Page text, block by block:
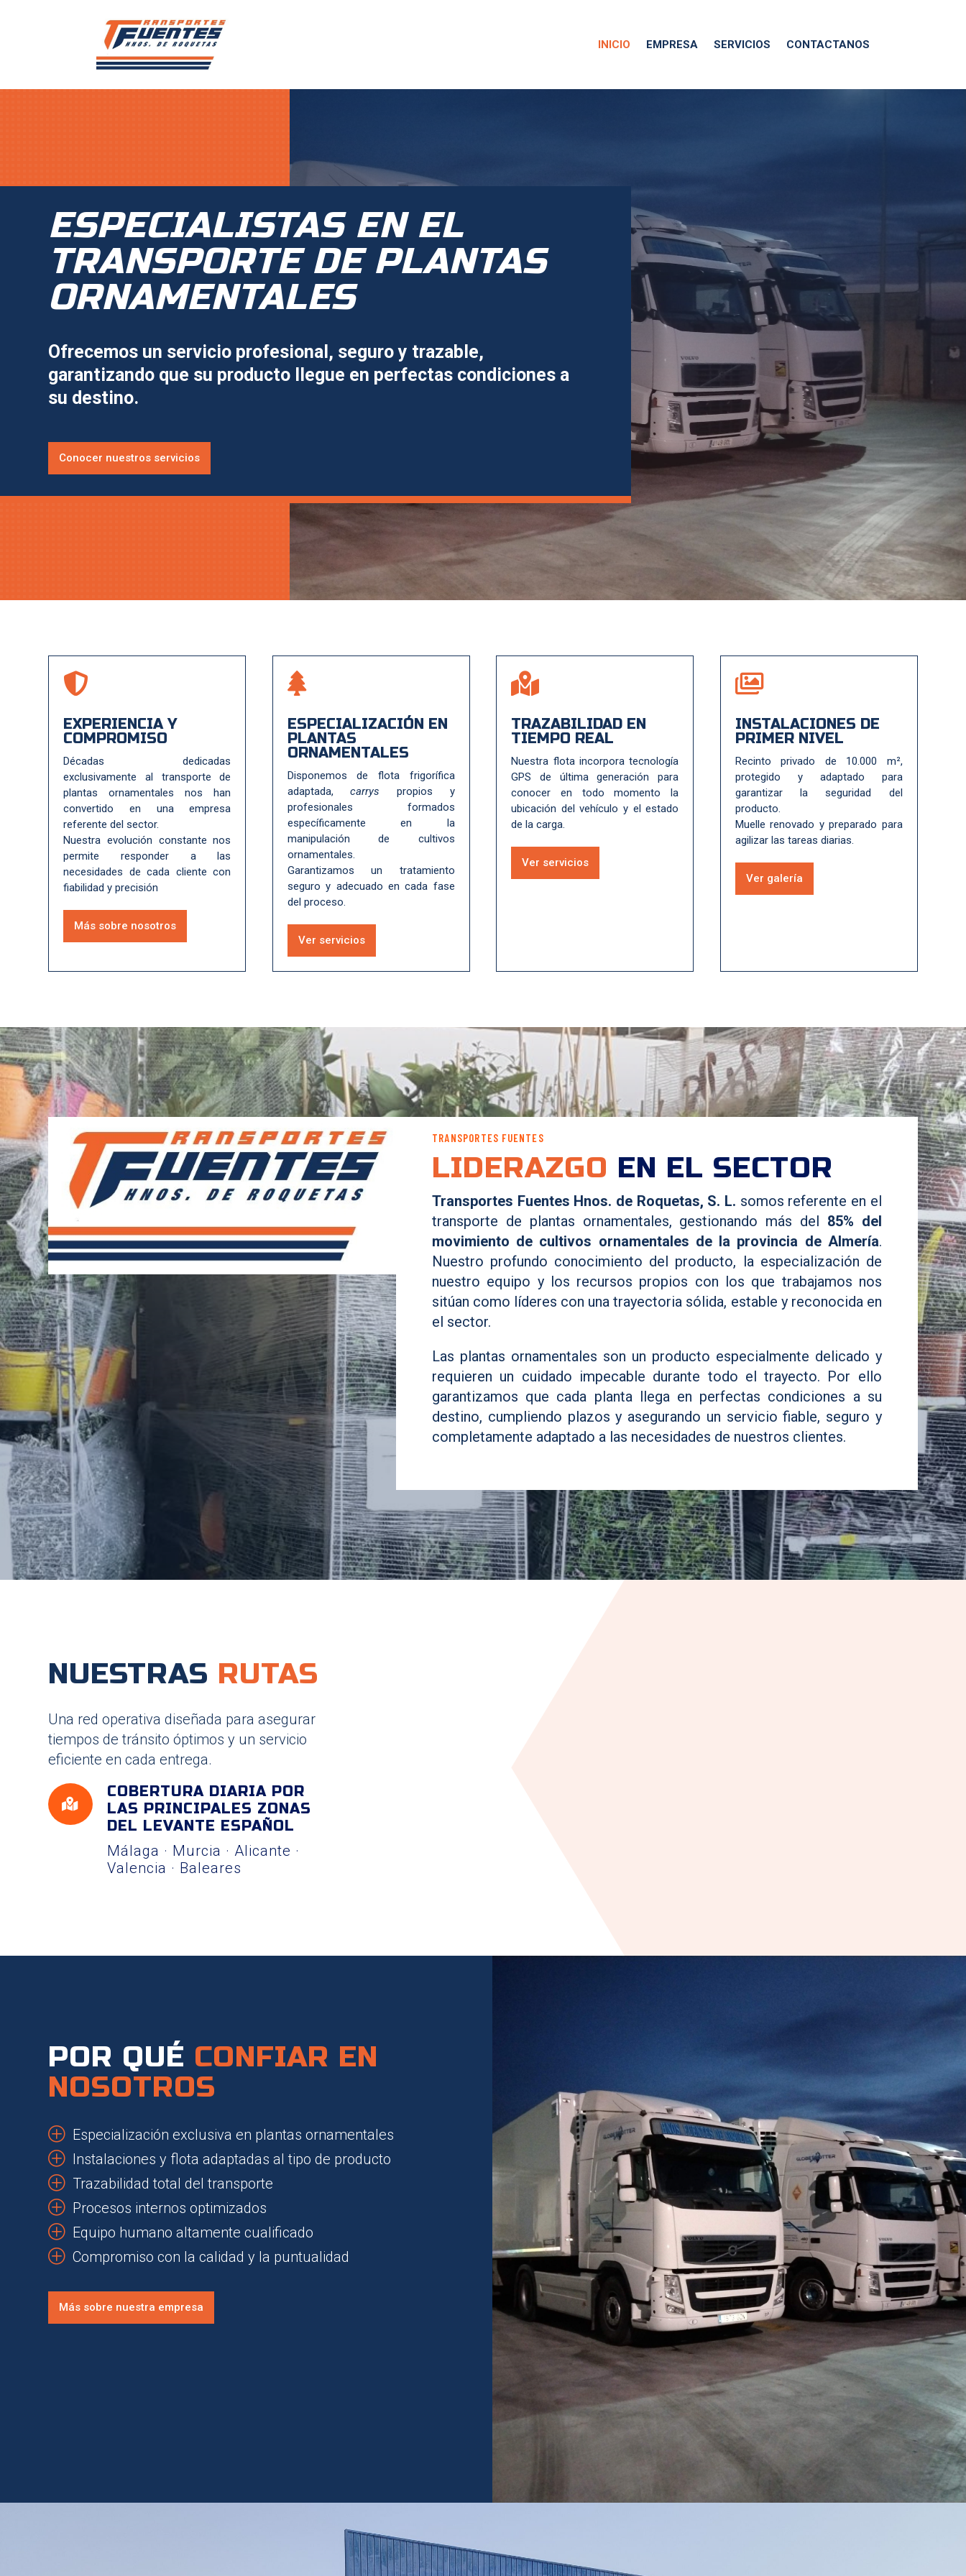
INICIO EMPRESA SERVICIOS CONTACTANOS
ESPECIALISTAS EN EL
TRANSPORTE DE PLANTAS
ORNAMENTALES
Ofrecemos un servicio profesional, seguro y trazable,
garantizando que su producto llegue en perfectas condiciones a
su destino.
Conocer nuestros servicios

EXPERIENCIA Y
COMPROMISO
Décadas dedicadas
exclusivamente al transporte de
plantas ornamentales nos han
convertido en una empresa
referente del sector.
Nuestra evolución constante nos
permite responder a las
necesidades de cada cliente con
fiabilidad y precisión
Más sobre nosotros

ESPECIALIZACIÓN EN
PLANTAS
ORNAMENTALES
Disponemos de flota frigorífica
adaptada,carrys propios y
profesionales formados
específicamente en la
manipulación de cultivos
ornamentales.
Garantizamos un tratamiento
seguro y adecuado en cada fase
del proceso.
Ver servicios

TRAZABILIDAD EN
TIEMPO REAL
Nuestra flota incorpora tecnología
GPS de última generación para
conocer en todo momento la
ubicación del vehículo y el estado
de la carga.
Ver servicios

INSTALACIONES DE
PRIMER NIVEL
Recinto privado de 10.000 m²,
protegido y adaptado para
garantizar la seguridad del
producto.
Muelle renovado y preparado para
agilizar las tareas diarias.
Ver galería
TRANSPORTES FUENTES
LIDERAZGO EN EL SECTOR
Transportes Fuentes Hnos. de Roquetas, S. L. somos referente en el
transporte de plantas ornamentales, gestionando más del 85% del
movimiento de cultivos ornamentales de la provincia de Almería.
Nuestro profundo conocimiento del producto, la especialización de
nuestro equipo y los recursos propios con los que trabajamos nos
sitúan como líderes con una trayectoria sólida, estable y reconocida en
el sector.
Las plantas ornamentales son un producto especialmente delicado y
requieren un cuidado impecable durante todo el trayecto. Por ello
garantizamos que cada planta llega en perfectas condiciones a su
destino, cumpliendo plazos y asegurando un servicio fiable, seguro y
completamente adaptado a las necesidades de nuestros clientes.
NUESTRAS RUTAS
Una red operativa diseñada para asegurar
tiempos de tránsito óptimos y un servicio
eficiente en cada entrega.

COBERTURA DIARIA POR
LAS PRINCIPALES ZONAS
DEL LEVANTE ESPAÑOL
Málaga · Murcia · Alicante ·
Valencia · Baleares
POR QUÉ CONFIAR EN
NOSOTROS
P Especialización exclusiva en plantas ornamentales
P Instalaciones y flota adaptadas al tipo de producto
P Trazabilidad total del transporte
P Procesos internos optimizados
P Equipo humano altamente cualificado
P Compromiso con la calidad y la puntualidad
Más sobre nuestra empresa